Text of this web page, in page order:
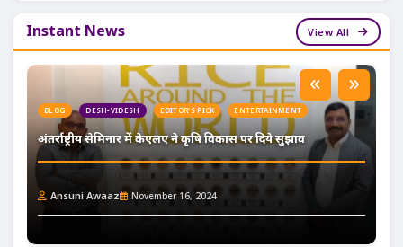
Instant News View All
BLOG DESH-VIDESH EDITOR'S PICK ENTERTAINMENT
अंतर्राष्ट्रीय सेमिनार में केएलए ने कृषि विकास पर दिये सुझाव
Ansuni Awaaz November 16, 2024